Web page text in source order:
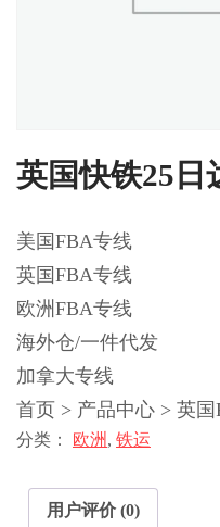
英国快铁25日
美国FBA专线
英国FBA专线
欧洲FBA专线
海外仓/一件代发
加拿大专线
首页 > 产品中心 > 英
分类： 欧洲 , 铁运
用户评价 (0)